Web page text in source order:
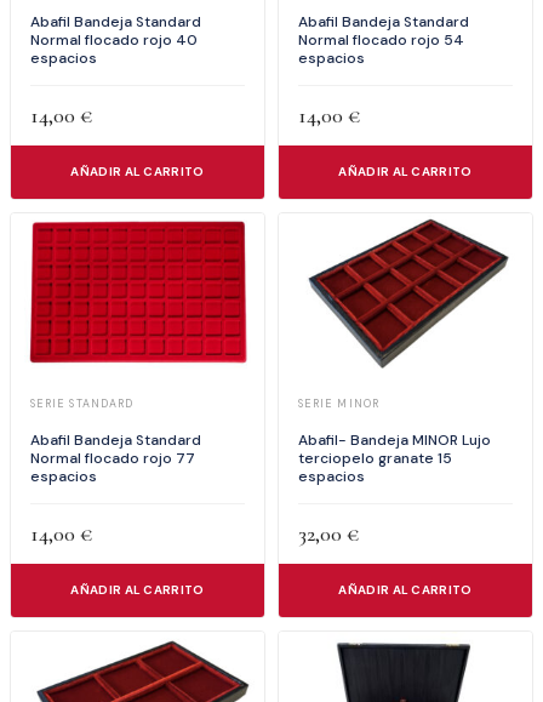
Abafil Bandeja Standard
Normal flocado rojo 40
espacios
14,00 €
AÑADIR AL CARRITO
Abafil Bandeja Standard
Normal flocado rojo 54
espacios
14,00 €
AÑADIR AL CARRITO
SERIE STANDARD
Abafil Bandeja Standard
Normal flocado rojo 77
espacios
14,00 €
AÑADIR AL CARRITO
SERIE MINOR
Abafil- Bandeja MINOR Lujo
terciopelo granate 15
espacios
32,00 €
AÑADIR AL CARRITO